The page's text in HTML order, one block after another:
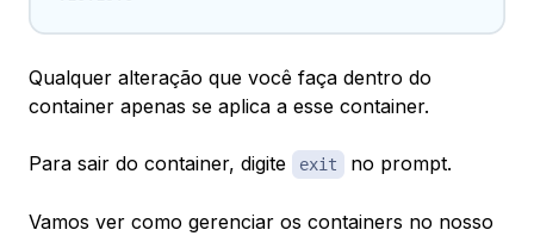
Qualquer alteração que você faça dentro do
container apenas se aplica a esse container.
Para sair do container, digite exit no prompt.
Vamos ver como gerenciar os containers no nosso